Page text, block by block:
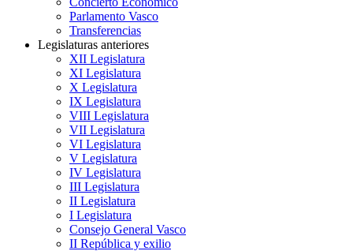
Parlamento Vasco
Transferencias
Legislaturas anteriores
XII Legislatura
XI Legislatura
X Legislatura
IX Legislatura
VIII Legislatura
VII Legislatura
VI Legislatura
V Legislatura
IV Legislatura
III Legislatura
II Legislatura
I Legislatura
Consejo General Vasco
II República y exilio